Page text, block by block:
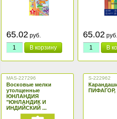
65.02 руб.
В корзину
65.02 руб.
В
MAS-227296
Восковые мелки
утолщенные
ЮНЛАНДИЯ
"ЮНЛАНДИК И
ИНДИЙСКИЙ ...
S-222962
ПИФАГОР,